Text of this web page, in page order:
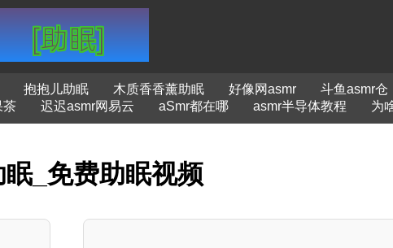
抱抱儿助眠 木质香香薰助眠 好像网asmr 斗鱼asmr仓
茶 迟迟asmr网易云 aSmr都在哪 asmr半导体教程 为
_免费助眠视频